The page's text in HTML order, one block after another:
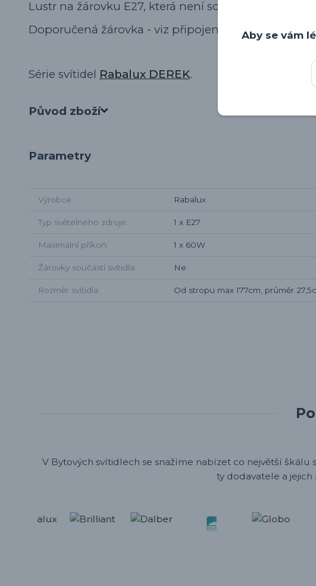
Lustr na žárovku E27, která není součástí svítidla.
Doporučená žárovka - viz připojené produkty.
Série svítidel Rabalux DEREK.
Původ zboží
Parametry
Výrobce Rabalux
Typ světelného zdroje 1 x E27
Maximální příkon 1 x 60W
Žárovky součástí svítidla Ne
Rozměr svítidla Od stropu max 177cm, průměr
V Bytových svítidlech se snažíme nabízet co největší
ty dodavatele a
Aby se vám